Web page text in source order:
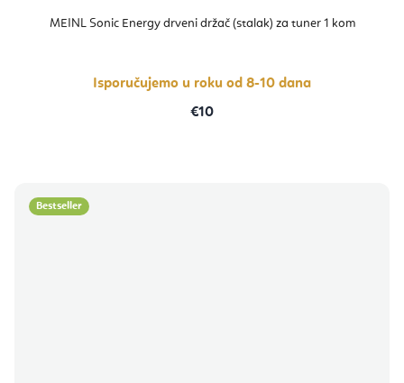
MEINL Sonic Energy drveni držač (stalak) za tuner 1 kom
Isporučujemo u roku od 8-10 dana
€10
Bestseller